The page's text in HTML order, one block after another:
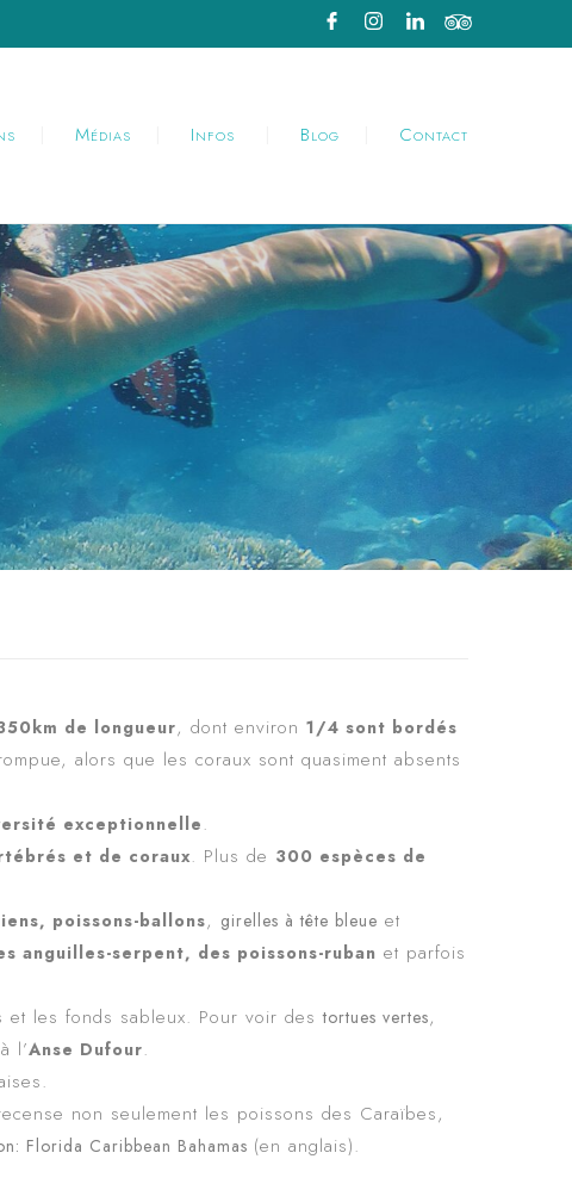
Médias Infos Blog Contact
de longueur, dont environ 1/4 sont bordés
alors que les coraux sont quasiment absents
exceptionnelle.
et de coraux. Plus de 300 espèces de
poissons-ballons, girelles à tête bleue et
anguilles-serpent, des poissons-ruban et parfois
et les fonds sableux. Pour voir destortues vertes,
l’Anse Dufour.
non seulement les poissons des Caraïbes,
Florida Caribbean Bahamas (en anglais).